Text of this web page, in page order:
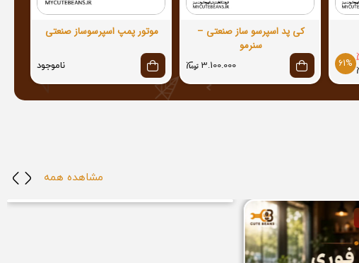
61%
کی پد اسپرسو ساز صنعتی –
سنرمو
3.100.000
موتور پمپ اسپرسوساز صنعتی
ناموجود
مشاهده همه
خواص قهوه عربیکا برای لاغری: آیا قهوه عربیکا به کاهش